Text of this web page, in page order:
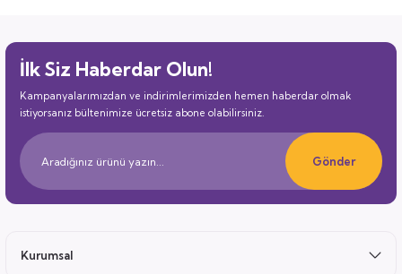
İlk Siz Haberdar Olun!
Kampanyalarımızdan ve indirimlerimizden hemen haberdar olmak
istiyorsanız bültenimize ücretsiz abone olabilirsiniz.
Gönder
Kurumsal